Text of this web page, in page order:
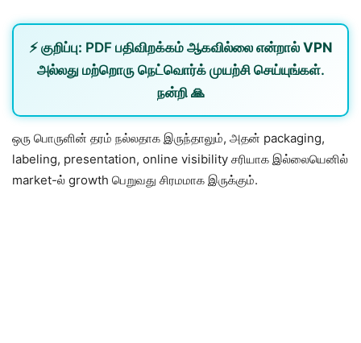
⚡ குறிப்பு: PDF பதிவிறக்கம் ஆகவில்லை என்றால் VPN
அல்லது மற்றொரு நெட்வொர்க்முயற்சி செய்யுங்கள்.
நன்றி 🙏
ஒரு பொருளின் தரம் நல்லதாக இருந்தாலும், அதன் packaging,
labeling, presentation, online visibility சரியாக இல்லையெனில்
market-ல் growth பெறுவது சிரமமாக இருக்கும்.